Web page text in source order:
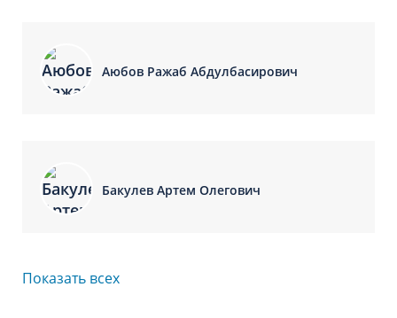
Аюбов Ражаб Абдулбасирович
Бакулев Артем Олегович
Показать всех